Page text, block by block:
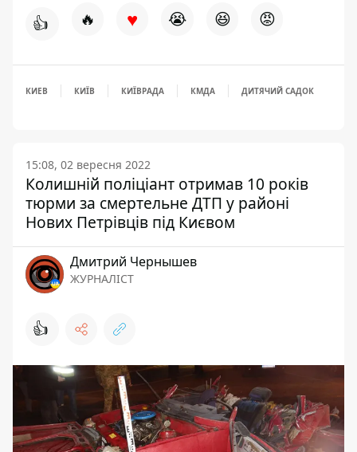
👍 🔥 ♥ 😭 😆 😡
КИЕВ КИЇВ КИЇВРАДА КМДА ДИТЯЧИЙ САДОК
15:08, 02 вересня 2022
Колишній поліціант отримав 10 років
тюрми за смертельне ДТП у районі
Нових Петрівців під Києвом
Дмитрий Чернышев
ЖУРНАЛІСТ
👍